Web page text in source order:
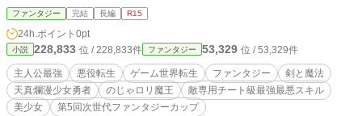
る！？」迫る死への絶望の中、ジュドは、最大最後の希望に気づく。 スキルリ
セット。ゲームと同じ、しかし魔族にとっては禁忌のあの場所にさえ行けば！
そしてジュドは器用貧乏を返上し、さらに最強の力を手に入れる。敵専用、それ
も裏ボスたちの使うチート級最強最悪スキル。 さらに一人一種類しか使えない
裏ボスと違い、ゲームの軛から外れたジュドはスキルリセットでその全てを選び
放題。その手札は、まさに無限。 そしてジュドは野望を抱く。「最愛のこの世
界の全てを手に入れ、ゲーム以上の俺の理想世界を創り上げる！」と。 ジュド
の覇道が始まった。全ての障害を蹂躙し屈服させ。 時に下したヒロインたち、
ファンタジー 完結 長編 R15
24h.ポイント 0pt
小説 228,833 位 / 228,833件 ファンタジー 53,329 位 / 53,329件
主人公最強 悪役転生 ゲーム世界転生 ファンタジー
剣と魔法
天真爛漫少女勇者
のじゃロリ魔王
敵専用チート級最強最悪スキル
美少女
第5回次世代ファンタジーカップ